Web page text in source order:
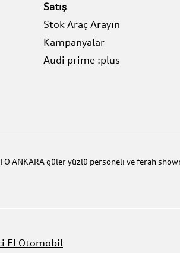
Satış
Stok Araç Arayın
Kampanyalar
Audi prime :plus
ANKARA güler yüzlü personeli ve ferah
El Otomobil